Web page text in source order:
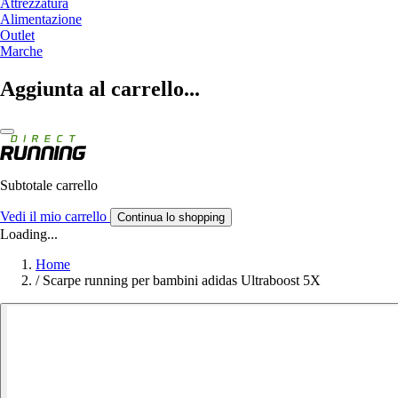
Attrezzatura
Alimentazione
Outlet
Marche
Aggiunta al carrello...
Subtotale carrello
Vedi il mio carrello Continua lo shopping
Loading...
Home
/ Scarpe running per bambini adidas Ultraboost 5X